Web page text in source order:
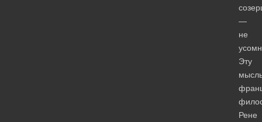
—
не
Эту
Рене